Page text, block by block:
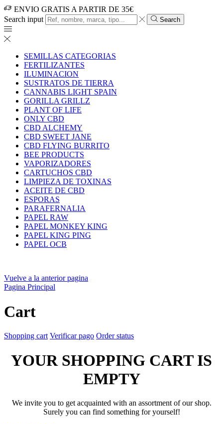
ENVIO GRATIS A PARTIR DE 35€
Search input
Search
SEMILLAS CATEGORIAS
FERTILIZANTES
ILUMINACION
SUSTRATOS DE TIERRA
CANNABIS LIGHT SPAIN
GORILLA GRILLZ
PLANT OF LIFE
ONLY CBD
CBD ALCHEMY
CBD SWEET JANE
CBD FLYING BURRITO
BEE PRODUCTS
VAPORIZADORES
CARTUCHOS CBD
LIMPIEZA DE TOXINAS
ACEITE DE CBD
ESPORAS
PARAFERNALIA
PAPEL RAW
PAPEL MONKEY KING
PAPEL KING PING
PAPEL OCB
Vuelve a la anterior pagina
Pagina Principal
Cart
Shopping cart Verificar pago Order status
YOUR SHOPPING CART IS
EMPTY
We invite you to get acquainted with an assortment of our shop.
Surely you can find something for yourself!